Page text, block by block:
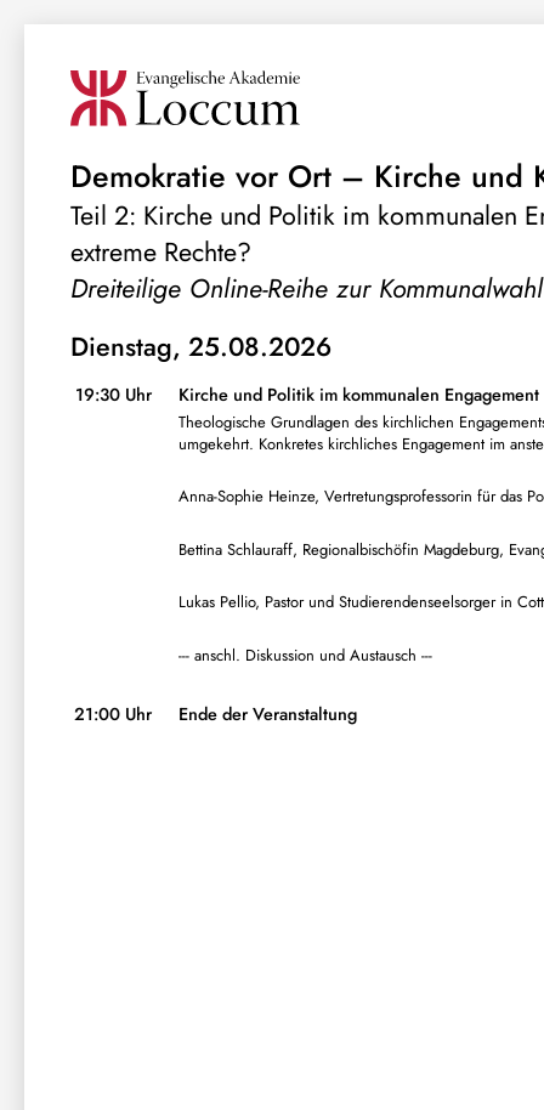
Demokratie vor Ort – Kirche und
Teil 2: Kirche und Politik im kommunalen
extreme Rechte?
Dreiteilige Online-Reihe zur
Dienstag, 25.08.2026
19:30 Uhr Kirche und Politik im kommunalen
Theologische Grundlagen des kirchlichen
umgekehrt. Konkretes kirchliches Engagement im
Anna-Sophie Heinze, Vertretungsprofessorin für das
Bettina Schlauraff, Regionalbischöfin Magdeburg,
Lukas Pellio, Pastor und Studierendenseelsorger in
--- anschl. Diskussion und Austausch ---
21:00 Uhr Ende der Veranstaltung